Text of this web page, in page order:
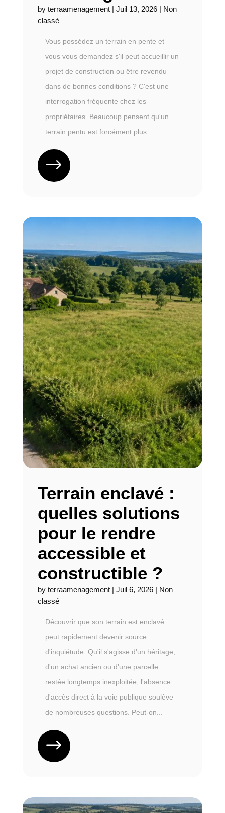
by terraamenagement| Juil 13, 2026| Non
classé
Vous possédez un terrain en pente et
vous vous demandez s'il peut accueillir un
projet de construction ou être revendu
dans de bonnes conditions ? C'est une
interrogation fréquente chez les
propriétaires. Beaucoup pensent qu'un
terrain pentu est forcément plus...
Terrain enclavé :
quelles solutions
pour le rendre
accessible et
constructible ?
by terraamenagement| Juil 6, 2026| Non
classé
Découvrir que son terrain est enclavé
peut rapidement devenir source
d'inquiétude. Qu'il s'agisse d'un héritage,
d'un achat ancien ou d'une parcelle
restée longtemps inexploitée, l'absence
d'accès direct à la voie publique soulève
de nombreuses questions. Peut-on...